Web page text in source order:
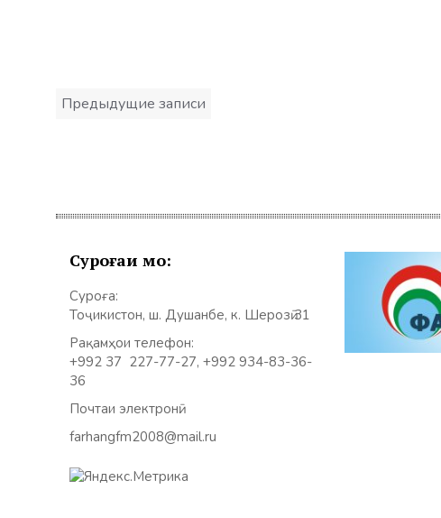
Навигация
по
Предыдущие записи
Суроғаи мо:
Суроға:
Тоҷикистон, ш. Душанбе, к. Шерозӣ 31
Рақамҳои телефон:
+992 37 227-77-27, +992 934-83-36-
36
Почтаи электронӣ:
farhangfm2008@mail.ru